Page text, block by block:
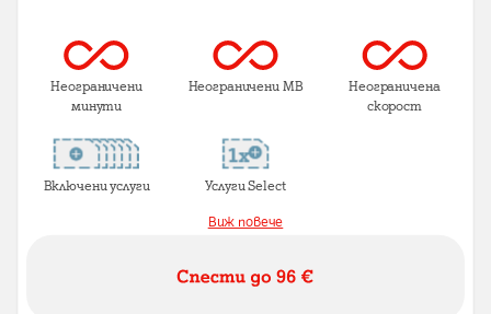
Неограничени
минути
Неограничени MB Неограничена
скорост
Включени услуги Услуги Select
Виж повече